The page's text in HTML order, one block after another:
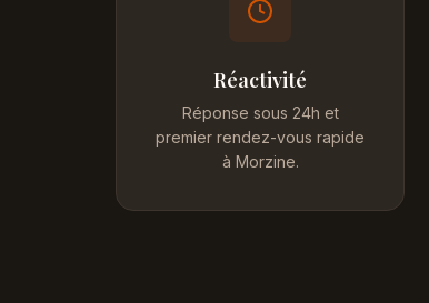
Réactivité
Réponse sous 24h et
premier rendez-vous rapide
à Morzine.